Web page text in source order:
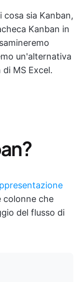
sia Kanban,
Kanban in
un'alternativa
MS Excel.
colonne che
del flusso di